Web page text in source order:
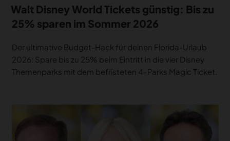
am
Walt Disney World Tickets günstig: Bis zu
25% sparen im Sommer 2026
Der ultimative Budget-Hack für deinen Florida-Urlaub
2026: Spare bis zu 25% beim Eintritt in die vier Disney
Themenparks mit dem befristeten 4-Parks Magic Ticket.